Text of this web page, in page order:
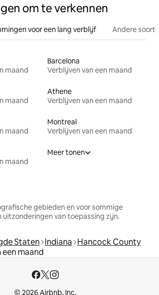
om te verkennen
voor een lang verblijf Andere
maand
Barcelona
Verblijven van een maand
maand
Athene
Verblijven van een maand
maand
Montreal
Verblijven van een maand
maand
Meer tonen
gebieden en voor sommige
uitzonderingen van toepassing zijn.
Staten Indiana Hancock County
maand
© 2026 Airbnb, Inc.